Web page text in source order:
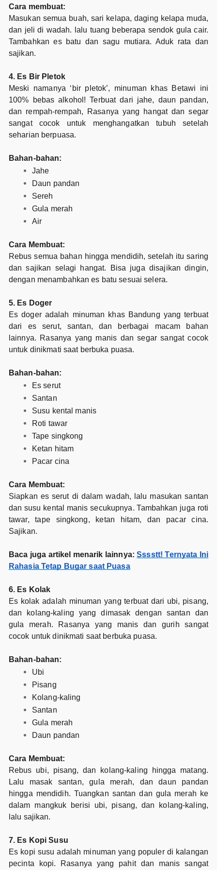
Cara membuat:
Masukan semua buah, sari kelapa, daging kelapa muda,
dan jeli di wadah. lalu tuang beberapa sendok gula cair.
Tambahkan es batu dan sagu mutiara. Aduk rata dan
sajikan.
4. Es Bir Pletok
Meski namanya ‘bir pletok’, minuman khas Betawi ini
100% bebas alkohol! Terbuat dari jahe, daun pandan,
dan rempah-rempah, Rasanya yang hangat dan segar
sangat cocok untuk menghangatkan tubuh setelah
seharian berpuasa.
Bahan-bahan:
Jahe
Daun pandan
Sereh
Gula merah
Air
Cara Membuat:
Rebus semua bahan hingga mendidih, setelah itu saring
dan sajikan selagi hangat. Bisa juga disajikan dingin,
dengan menambahkan es batu sesuai selera.
5. Es Doger
Es doger adalah minuman khas Bandung yang terbuat
dari es serut, santan, dan berbagai macam bahan
lainnya. Rasanya yang manis dan segar sangat cocok
untuk dinikmati saat berbuka puasa.
Bahan-bahan:
Es serut
Santan
Susu kental manis
Roti tawar
Tape singkong
Ketan hitam
Pacar cina
Cara Membuat:
Siapkan es serut di dalam wadah, lalu masukan santan
dan susu kental manis secukupnya. Tambahkan juga roti
tawar, tape singkong, ketan hitam, dan pacar cina.
Sajikan.
Baca juga artikel menarik lainnya:Sssstt! Ternyata Ini
Rahasia Tetap Bugar saat Puasa
6. Es Kolak
Es kolak adalah minuman yang terbuat dari ubi, pisang,
dan kolang-kaling yang dimasak dengan santan dan
gula merah. Rasanya yang manis dan gurih sangat
cocok untuk dinikmati saat berbuka puasa.
Bahan-bahan:
Ubi
Pisang
Kolang-kaling
Santan
Gula merah
Daun pandan
Cara Membuat:
Rebus ubi, pisang, dan kolang-kaling hingga matang.
Lalu masak santan, gula merah, dan daun pandan
hingga mendidih. Tuangkan santan dan gula merah ke
dalam mangkuk berisi ubi, pisang, dan kolang-kaling,
lalu sajikan.
7. Es Kopi Susu
Es kopi susu adalah minuman yang populer di kalangan
pecinta kopi. Rasanya yang pahit dan manis sangat